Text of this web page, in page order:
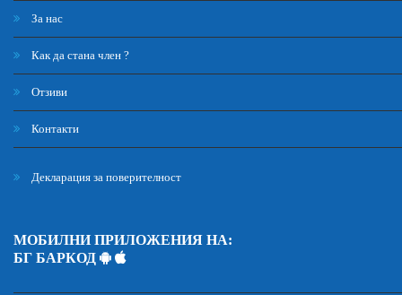
За нас
Как да стана член ?
Отзиви
Контакти
Декларация за поверителност
МОБИЛНИ ПРИЛОЖЕНИЯ НА:
БГ БАРКОД